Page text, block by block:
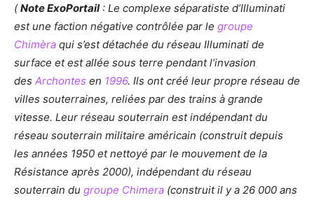
(Note ExoPortail: Le complexe séparatiste d’Illuminati
est une faction négative contrôlée par le groupe
Chimèra qui s’est détachée du réseau Illuminati de
surface et est allée sous terre pendant l’invasion
des Archontes en 1996. Ils ont créé leur propre réseau de
villes souterraines, reliées par des trains à grande
vitesse. Leur réseau souterrain est indépendant du
réseau souterrain militaire américain (construit depuis
les années 1950 et nettoyé par le mouvement de la
Résistance après 2000), indépendant du réseau
souterrain du groupe Chimera (construit il y a 26 000 ans